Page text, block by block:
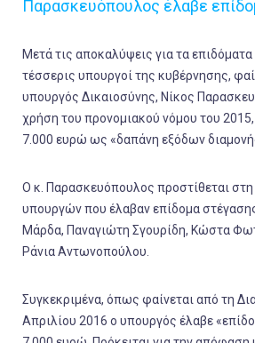
Παρασκευόπουλος έλαβε
Μετά τις αποκαλύψεις για τα
τέσσερις υπουργοί της κυβέρνησης,
υπουργός Δικαιοσύνης, Νίκος
χρήση του προνομιακού νόμου του
7.000 ευρώ ως «δαπάνη εξόδων
Ο κ. Παρασκευόπουλος προστίθεται
υπουργών που έλαβαν επίδομα
Μάρδα, Παναγιώτη Σγουρίδη, Κώστα
Ράνια Αντωνοπούλου.
Συγκεκριμένα, όπως φαίνεται από τη
Απριλίου 2016 ο υπουργός έλαβε